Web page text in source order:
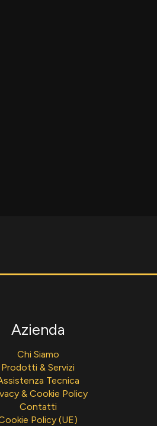
Azienda
Chi Siamo
Prodotti & Servizi
Tecnica
& Cookie Policy
Contatti
Policy (UE)